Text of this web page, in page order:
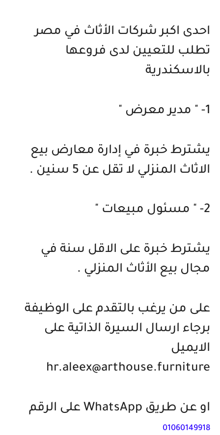
احدى اكبر شركات الأثاث في مصر
تطلب للتعيين لدى فروعها
بالاسكندرية
1- " مدير معرض "
يشترط خبرة في إدارة معارض بيع
الاثاث المنزلي لا تقل عن 5 سنين .
2- " مسئول مبيعات "
يشترط خبرة على الاقل سنة في
مجال بيع الأثاث المنزلي .
على من يرغب بالتقدم على الوظيفة
برجاء ارسال السيرة الذاتية على
الايميل
hr.aleex@arthouse.furniture
او عن طريق WhatsApp على الرقم
01060149918